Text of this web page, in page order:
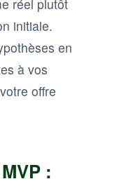
réel plutôt
initiale.
en
à vos
offre
: